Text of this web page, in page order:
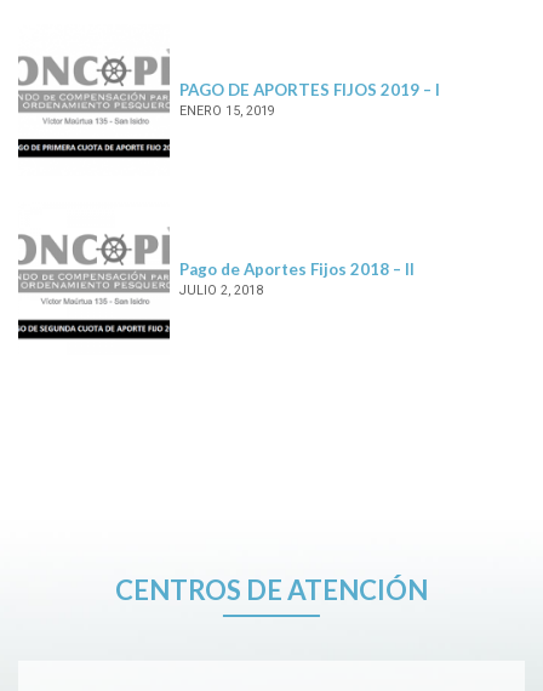
PAGO DE APORTES FIJOS 2019 – I
ENERO 15, 2019
Pago de Aportes Fijos 2018 – II
JULIO 2, 2018
CENTROS DE ATENCIÓN